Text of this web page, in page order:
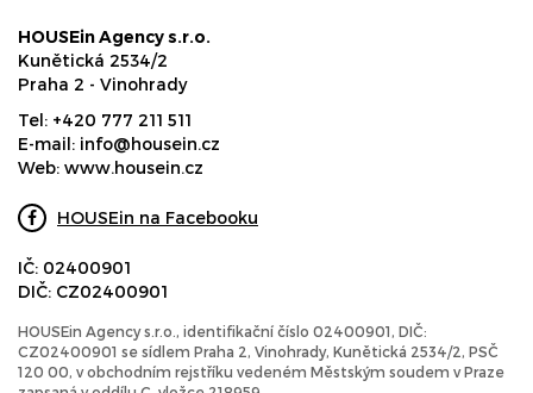
HOUSEin Agency s.r.o.
Kunětická 2534/2
Praha 2 - Vinohrady
Tel: +420 777 211 511
E-mail: info@housein.cz
Web: www.housein.cz
HOUSEin na Facebooku
IČ: 02400901
DIČ: CZ02400901
HOUSEin Agency s.r.o., identifikační číslo 02400901, DIČ:
CZ02400901 se sídlem Praha 2, Vinohrady, Kunětická 2534/2, PSČ
120 00, v obchodním rejstříku vedeném Městským soudem v Praze